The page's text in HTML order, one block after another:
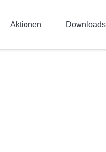
Aktionen Downloads